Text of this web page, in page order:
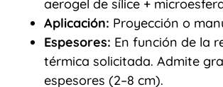
aerogel de sílice +
Aplicación: Proyección o
Espesores: En función de la
térmica solicitada. Admite
espesores (2–8 cm).